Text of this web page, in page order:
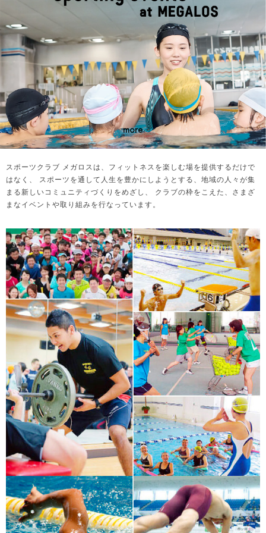
more
スポーツクラブ メガロスは、フィットネスを楽しむ場を提供するだけで
はなく、
スポーツを通して人生を豊かにしようとする、地域の人々が集
まる新しいコミュニティづくりをめざし、
クラブの枠をこえた、さまざ
まなイベントや取り組みを行なっています。